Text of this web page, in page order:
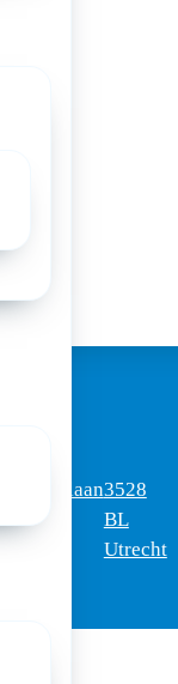
Mercatorlaan3528
BL
Utrecht